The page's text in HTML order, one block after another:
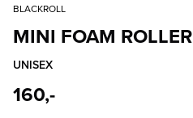
BLACKROLL
MINI FOAM ROLLER
UNISEX
160,-